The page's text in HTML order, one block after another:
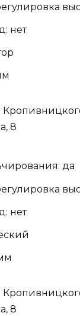
нет
8
да
нет
8